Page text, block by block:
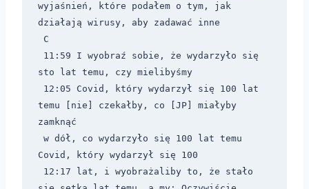
wyjaśnień, które podałem o tym, jak
działają wirusy, aby zadawać inne
C
sto lat temu, czy mielibyśmy
temu [nie] czekałby, co [JP] miałyby
zamknąć
Covid, który wydarzył się 100